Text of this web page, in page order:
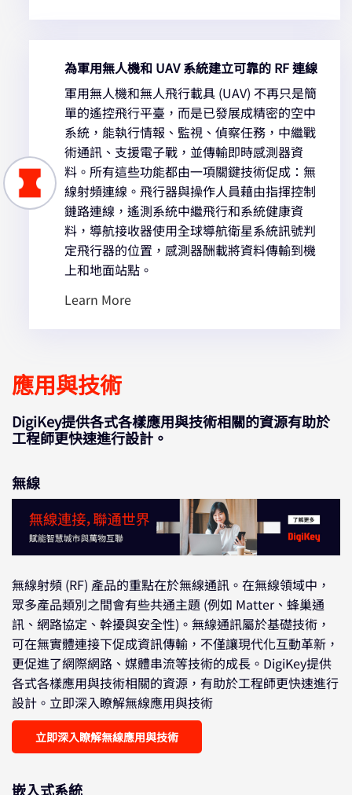
為軍用無人機和 UAV 系統建立可靠的 RF 連線
軍用無人機和無人飛行載具 (UAV) 不再只是簡
單的遙控飛行平臺，而是已發展成精密的空中
系統，能執行情報、監視、偵察任務，中繼戰
術通訊、支援電子戰，並傳輸即時感測器資
料。所有這些功能都由一項關鍵技術促成：無
線射頻連線。飛行器與操作人員藉由指揮控制
鏈路連線，遙測系統中繼飛行和系統健康資
料，導航接收器使用全球導航衛星系統訊號判
定飛行器的位置，感測器酬載將資料傳輸到機
上和地面站點。
Learn More
應用與技術
DigiKey提供各式各樣應用與技術相關的資源有助於
工程師更快速進行設計。
無線
無線射頻 (RF) 產品的重點在於無線通訊。在無線領域中，
眾多產品類別之間會有些共通主題 (例如 Matter、蜂巢通
訊、網路協定、幹擾與安全性)。無線通訊屬於基礎技術，
可在無實體連接下促成資訊傳輸，不僅讓現代化互動革新，
更促進了網際網路、媒體串流等技術的成長。DigiKey提供
各式各樣應用與技術相關的資源，有助於工程師更快速進行
設計。立即深入瞭解無線應用與技術
立即深入瞭解無線應用與技術
嵌入式系統